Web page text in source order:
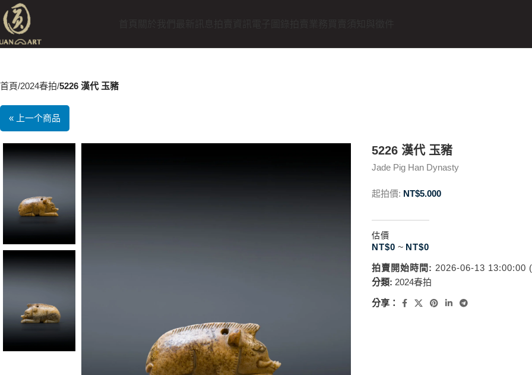
首頁 2024春拍 5226 漢代 玉豬
« 上一个商品
5226 漢代 玉豬
Jade Pig Han Dynasty
起拍價: NT$5.000
估價
NT$0 ~ NT$0
拍賣開始時間: 2026-06-13 13:00:00
分類: 2024春拍
分享：